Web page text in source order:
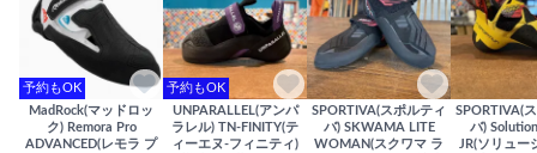
予約もOK
MadRock(マッドロッ
ク) Remora Pro
ADVANCED(レモラ プ
予約もOK
UNPARALLEL(アンパ
ラレル) TN-FINITY(テ
ィーエヌ-フィニティ)
SPORTIVA(スポルティ
バ) SKWAMA LITE
WOMAN(スクワマ ラ
SPORTIVA(
バ)
JR(ソリュー